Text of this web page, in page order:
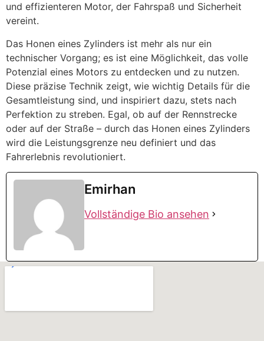
und effizienteren Motor, der Fahrspaß und Sicherheit
vereint.
Das Honen eines Zylinders ist mehr als nur ein
technischer Vorgang; es ist eine Möglichkeit, das volle
Potenzial eines Motors zu entdecken und zu nutzen.
Diese präzise Technik zeigt, wie wichtig Details für die
Gesamtleistung sind, und inspiriert dazu, stets nach
Perfektion zu streben. Egal, ob auf der Rennstrecke
oder auf der Straße – durch das Honen eines Zylinders
wird die Leistungsgrenze neu definiert und das
Fahrerlebnis revolutioniert.
Emirhan
Vollständige Bio ansehen